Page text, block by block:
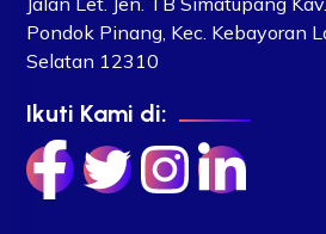
Pondok Pinang, Kec. Kebayoran
Selatan 12310
Ikuti Kami di: